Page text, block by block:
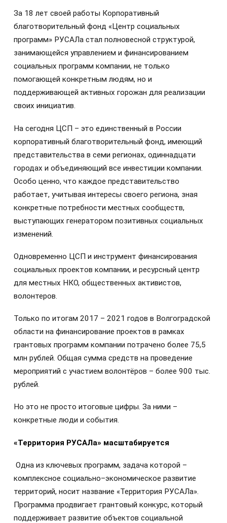
За 18 лет своей работы Корпоративный
благотворительный фонд «Центр социальных
программ» РУСАЛа стал полновесной структурой,
занимающейся управлением и финансированием
социальных программ компании, не только
помогающей конкретным людям, но и
поддерживающей активных горожан для реализации
своих инициатив.
На сегодня ЦСП – это единственный в России
корпоративный благотворительный фонд, имеющий
представительства в семи регионах, одиннадцати
городах и объединяющий все инвестиции компании.
Особо ценно, что каждое представительство
работает, учитывая интересы своего региона, зная
конкретные потребности местных сообществ,
выступающих генератором позитивных социальных
изменений.
Одновременно ЦСП и инструмент финансирования
социальных проектов компании, и ресурсный центр
для местных НКО, общественных активистов,
волонтеров.
Только по итогам 2017 – 2021 годов в Волгоградской
области на финансирование проектов в рамках
грантовых программ компании потрачено более 75,5
млн рублей. Общая сумма средств на проведение
мероприятий с участием волонтёров – более 900 тыс.
рублей.
Но это не просто итоговые цифры. За ними –
конкретные люди и события.
«Территория РУСАЛа» масштабируется
Одна из ключевых программ, задача которой –
комплексное социально–экономическое развитие
территорий, носит название «Территория РУСАЛа».
Программа продвигает грантовый конкурс, который
поддерживает развитие объектов социальной